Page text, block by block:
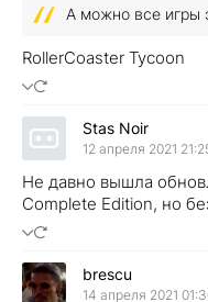
А можно все игры
RollerCoaster Tycoon
Stas Noir
12 апреля 2021
Не давно вышла
Complete Edition, но
brescu
14 апреля 2021